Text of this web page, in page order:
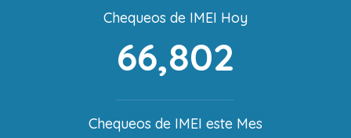
Chequeos de IMEI Hoy
66,802
Chequeos de IMEI este Mes